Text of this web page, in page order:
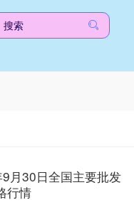
月30日全国主要批发
行情